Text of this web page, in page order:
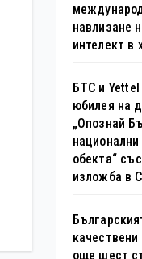
навлизане
интелект в
БТС и Yettel
юбилея на
„Опознай
обекта“
изложба в
още шест